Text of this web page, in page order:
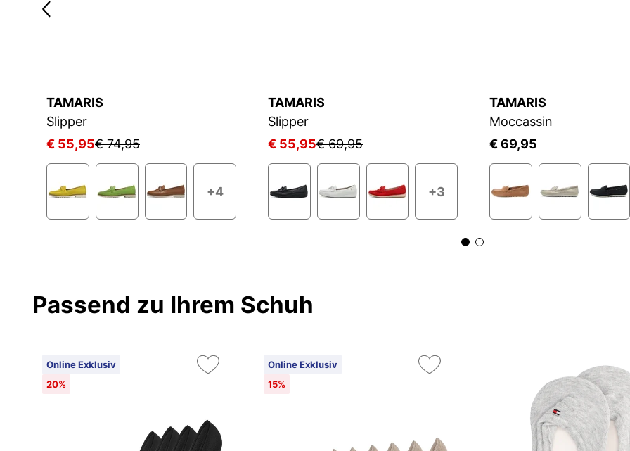
TAMARIS
Slipper
€ 55,95€ 74,95
+4
TAMARIS
Slipper
€ 55,95€ 69,95
+3
TAMARIS
Moccassin
€ 69,95
Passend zu Ihrem Schuh
Online Exklusiv
20%
Online Exklusiv
15%